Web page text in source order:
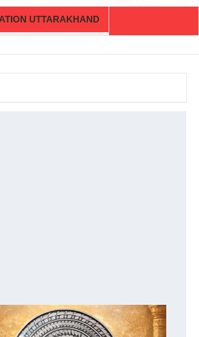
UTTARAKHAND